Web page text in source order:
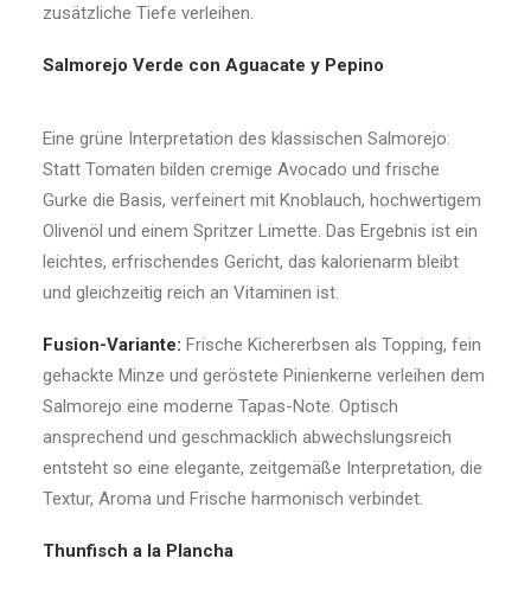
zusätzliche Tiefe verleihen.
Salmorejo Verde con Aguacate y Pepino
Eine grüne Interpretation des klassischen Salmorejo:
Statt Tomaten bilden cremige Avocado und frische
Gurke die Basis, verfeinert mit Knoblauch, hochwertigem
Olivenöl und einem Spritzer Limette. Das Ergebnis ist ein
leichtes, erfrischendes Gericht, das kalorienarm bleibt
und gleichzeitig reich an Vitaminen ist.
Fusion-Variante: Frische Kichererbsen als Topping, fein
gehackte Minze und geröstete Pinienkerne verleihen dem
Salmorejo eine moderne Tapas-Note. Optisch
ansprechend und geschmacklich abwechslungsreich
entsteht so eine elegante, zeitgemäße Interpretation, die
Textur, Aroma und Frische harmonisch verbindet.
Thunfisch a la Plancha